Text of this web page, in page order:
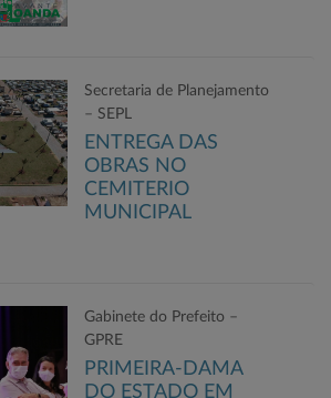
Secretaria de Planejamento
– SEPL
ENTREGA DAS
OBRAS NO
CEMITERIO
MUNICIPAL
Gabinete do Prefeito –
GPRE
PRIMEIRA-DAMA
DO ESTADO EM